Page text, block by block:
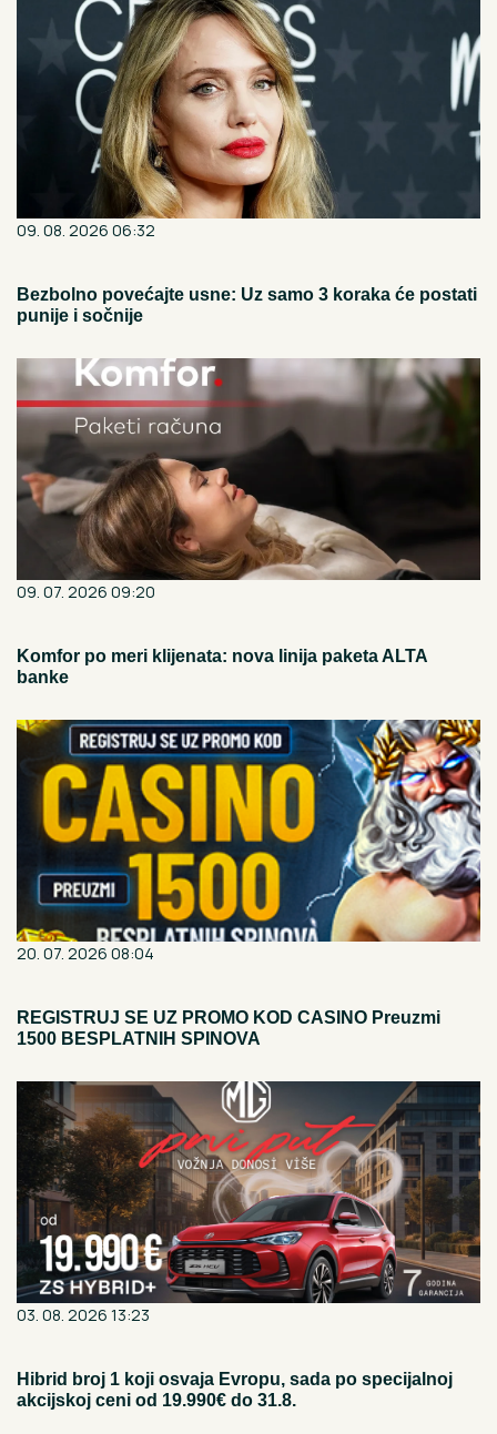
09. 08. 2026 06:32
Bezbolno povećajte usne: Uz samo 3 koraka će postati
punije i sočnije
09. 07. 2026 09:20
Komfor po meri klijenata: nova linija paketa ALTA
banke
20. 07. 2026 08:04
REGISTRUJ SE UZ PROMO KOD CASINO Preuzmi
1500 BESPLATNIH SPINOVA
03. 08. 2026 13:23
Hibrid broj 1 koji osvaja Evropu, sada po specijalnoj
akcijskoj ceni od 19.990€ do 31.8.